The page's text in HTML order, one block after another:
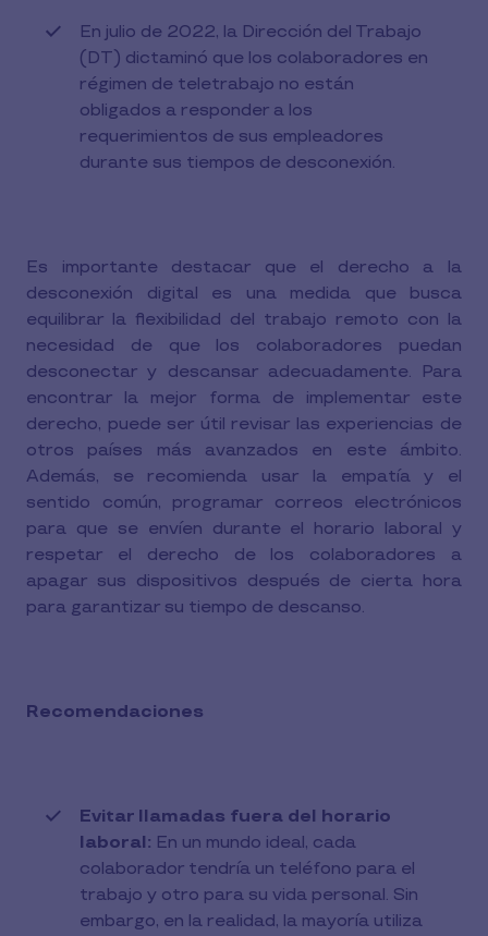
En julio de 2022, la Dirección del Trabajo
(DT) dictaminó que los colaboradores en
régimen de teletrabajo no están
obligados a responder a los
requerimientos de sus empleadores
durante sus tiempos de desconexión.
Es importante destacar que el derecho a la
desconexión digital es una medida que busca
equilibrar la flexibilidad del trabajo remoto con la
necesidad de que los colaboradores puedan
desconectar y descansar adecuadamente. Para
encontrar la mejor forma de implementar este
derecho, puede ser útil revisar las experiencias de
otros países más avanzados en este ámbito.
Además, se recomienda usar la empatía y el
sentido común, programar correos electrónicos
para que se envíen durante el horario laboral y
respetar el derecho de los colaboradores a
apagar sus dispositivos después de cierta hora
para garantizar su tiempo de descanso.
Recomendaciones
Evitar llamadas fuera del horario
laboral: En un mundo ideal, cada
colaborador tendría un teléfono para el
trabajo y otro para su vida personal. Sin
embargo, en la realidad, la mayoría utiliza